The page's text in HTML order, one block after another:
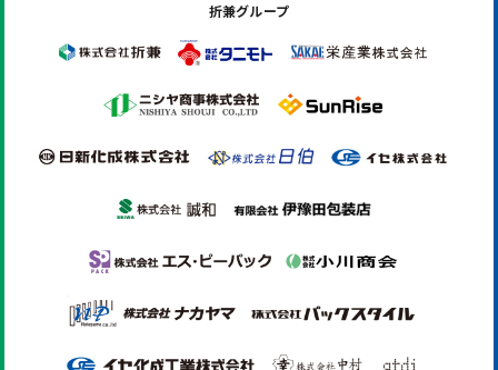
折兼グループ